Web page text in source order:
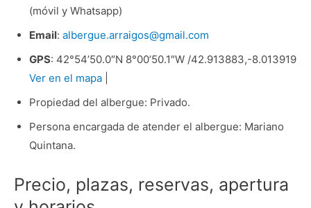
(móvil y Whatsapp)
Email: albergue.arraigos@gmail.com
GPS: 42°54’50.0″N 8°00’50.1″W /42.913883,-8.013919
Ver en el mapa|
Propiedad del albergue: Privado.
Persona encargada de atender el albergue: Mariano
Quintana.
Precio, plazas, reservas, apertura